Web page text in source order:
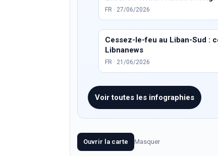
FR · 27/06/2026
Cessez-le-feu au Liban-Sud :
Libnanews
FR · 21/06/2026
Voir toutes les infographies
Ouvrir la carte Masquer